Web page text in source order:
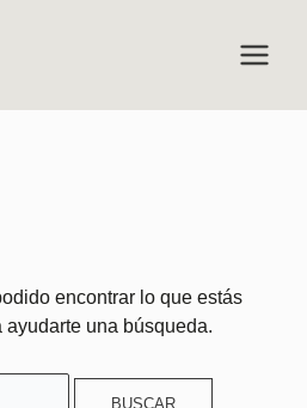
encontrar lo que estás
una búsqueda.